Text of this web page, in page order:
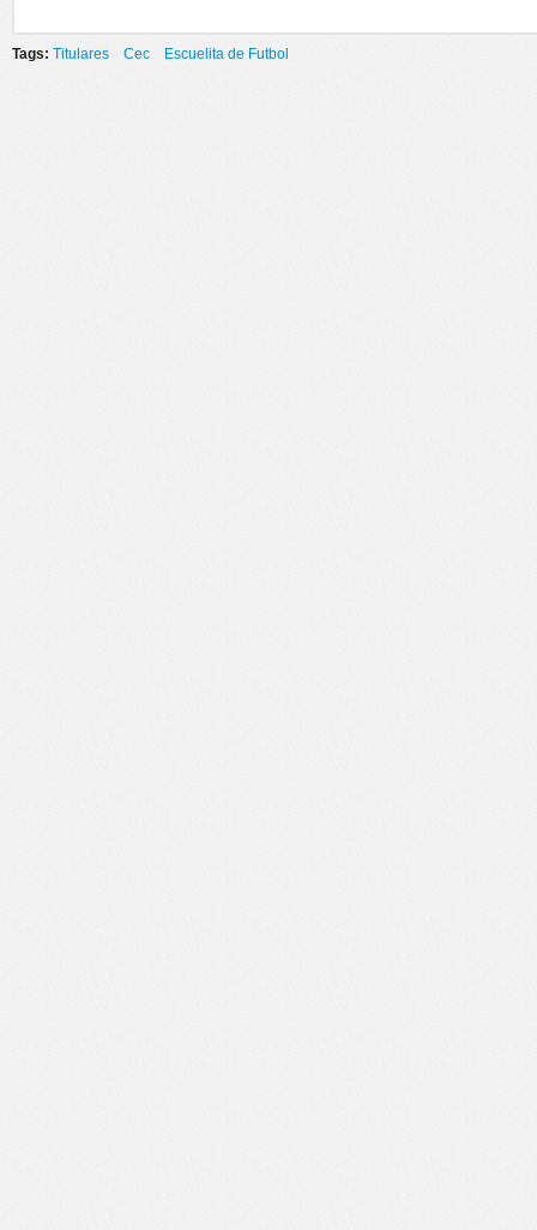
Tags: Titulares Cec Escuelita de Futbol